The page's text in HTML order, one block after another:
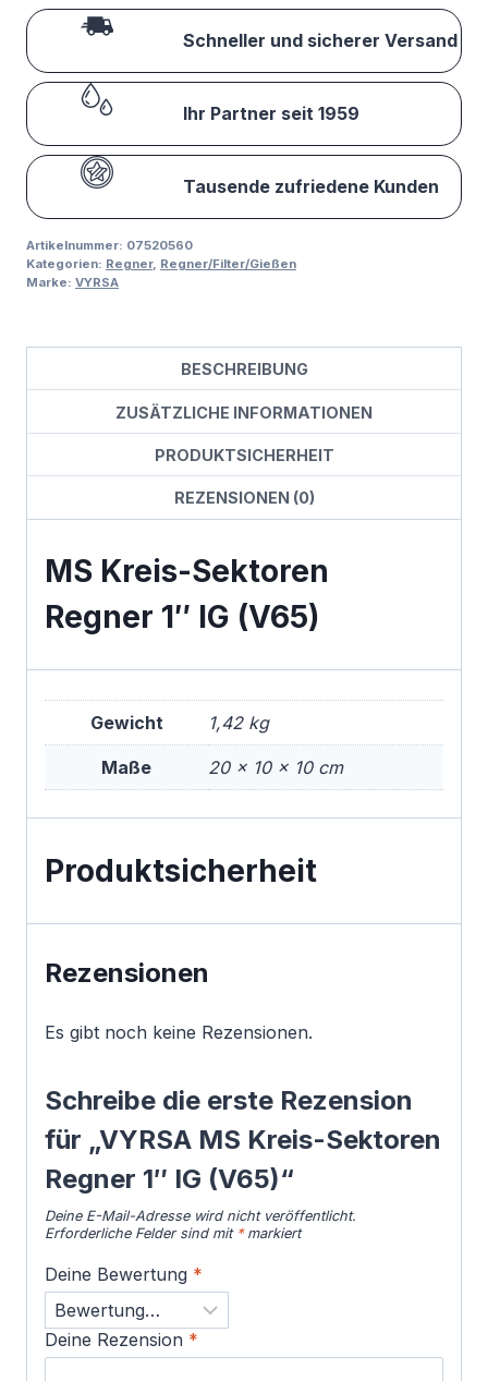
Schneller und sicherer Versand
Ihr Partner seit 1959
Tausende zufriedene Kunden
Artikelnummer: 07520560
Kategorien: Regner, Regner/Filter/Gießen
Marke: VYRSA
BESCHREIBUNG
ZUSÄTZLICHE INFORMATIONEN
PRODUKTSICHERHEIT
REZENSIONEN (0)
MS Kreis-Sektoren
Regner 1″ IG (V65)
Gewicht 1,42 kg
Maße 20 × 10 × 10 cm
Produktsicherheit
Rezensionen
Es gibt noch keine Rezensionen.
Schreibe die erste Rezension
für „VYRSA MS Kreis-Sektoren
Regner 1″ IG (V65)“
Deine E-Mail-Adresse wird nicht veröffentlicht.
Erforderliche Felder sind mit *markiert
Deine Bewertung *
Deine Rezension *